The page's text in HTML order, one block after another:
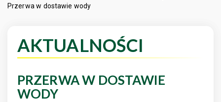
Przerwa w dostawie wody
AKTUALNOŚCI
PRZERWA W DOSTAWIE
WODY